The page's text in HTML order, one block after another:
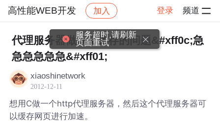
高性能WEB开发 加入 登录 频道
社区 高性能WEB开发 帖子详情
代理服务器做web缓存的问题&#xff0c;急
急急急急急&#xff01;
xiaoshinetwork
2012-12-11
想用C做一个http代理服务器，然后这个代理服务器可
以缓存网页进行加速。
服务超时,请刷新
页面重试